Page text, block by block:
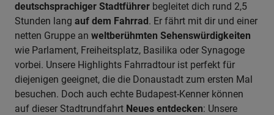
deutschsprachiger Stadtführer begleitet dich rund 2,5
Stunden lang auf dem Fahrrad. Er fährt mit dir und einer
netten Gruppe an weltberühmten Sehenswürdigkeiten
wie Parlament, Freiheitsplatz, Basilika oder Synagoge
vorbei. Unsere Highlights Fahrradtour ist perfekt für
diejenigen geeignet, die die Donaustadt zum ersten Mal
besuchen. Doch auch echte Budapest-Kenner können
auf dieser Stadtrundfahrt Neues entdecken: Unsere